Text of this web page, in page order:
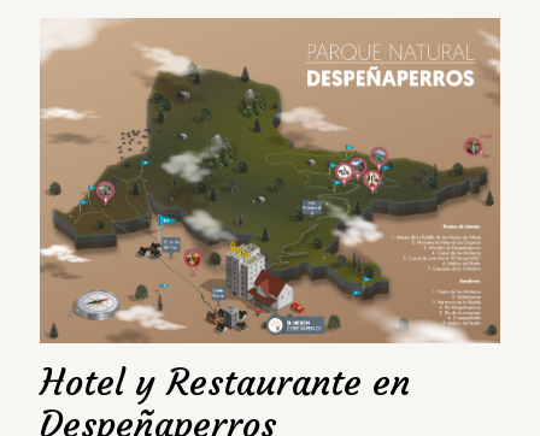
Hotel y Restaurante en
Despeñaperros